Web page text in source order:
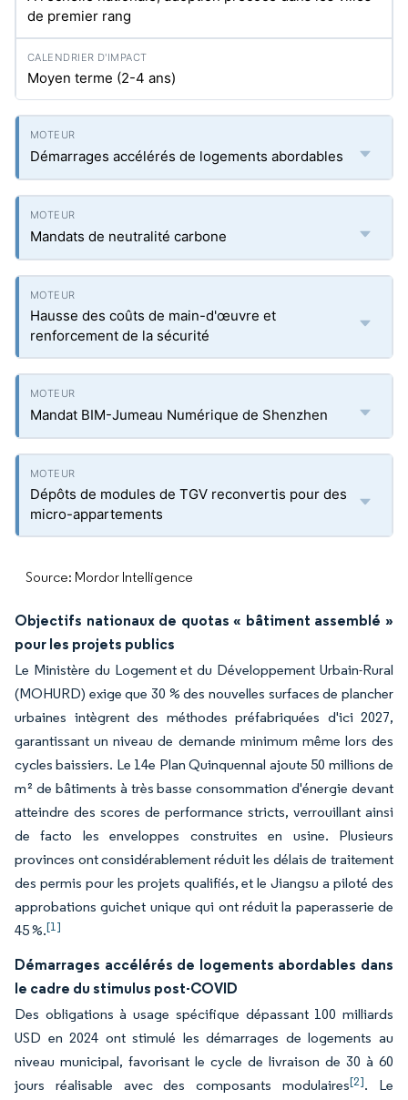
de premier rang
Moyen terme (2-4 ans)
Démarrages accélérés de logements abordables
Mandats de neutralité carbone
Hausse des coûts de main-d'œuvre et
renforcement de la sécurité
Mandat BIM-Jumeau Numérique de Shenzhen
Dépôts de modules de TGV reconvertis pour des
micro-appartements
Source: Mordor Intelligence
Objectifs nationaux de quotas « bâtiment assemblé »
pour les projets publics
Le Ministère du Logement et du Développement Urbain-Rural
(MOHURD) exige que 30 % des nouvelles surfaces de plancher
urbaines intègrent des méthodes préfabriquées d'ici 2027,
garantissant un niveau de demande minimum même lors des
cycles baissiers. Le 14e Plan Quinquennal ajoute 50 millions de
m² de bâtiments à très basse consommation d'énergie devant
atteindre des scores de performance stricts, verrouillant ainsi
de facto les enveloppes construites en usine. Plusieurs
provinces ont considérablement réduit les délais de traitement
des permis pour les projets qualifiés, et le Jiangsu a piloté des
approbations guichet unique qui ont réduit la paperasserie de
45 %.[1]
Démarrages accélérés de logements abordables dans
le cadre du stimulus post-COVID
Des obligations à usage spécifique dépassant 100 milliards
USD en 2024 ont stimulé les démarrages de logements au
niveau municipal, favorisant le cycle de livraison de 30 à 60
jours réalisable avec des composants modulaires[2]. Le